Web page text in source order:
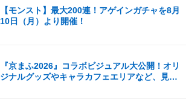
【モンスト】最大200連！アゲインガチャを8月
10日（月）より開催！
『京まふ2026』コラボビジュアル大公開！オリ
ジナルグッズやキャラカフェエリアなど、見ど